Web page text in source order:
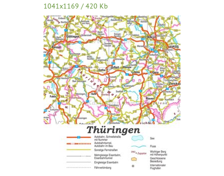
1041x1169 / 420 Kb